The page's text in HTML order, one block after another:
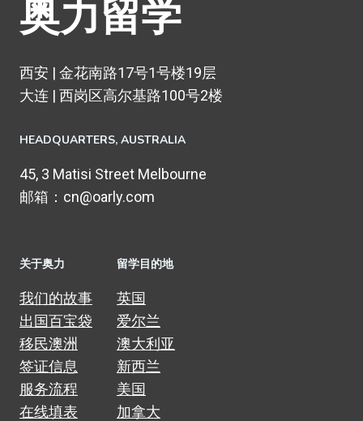
奥力留学
西安 | 金花南路17号1号楼19层
大连 | 西岗区高尔基路100号2楼
HEADQUARTERS​, AUSTRALIA
45, 3 Matisi Street Melbourne
邮箱：cn@oarly.com
关于奥力
我们的故事
出国百宝袋
移民澳洲
签证信息
服务流程
在线填表
留学目的地
英国
爱尔兰
澳大利亚
新西兰
美国
加拿大